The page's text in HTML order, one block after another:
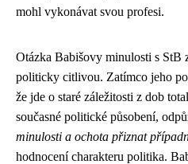
mohl vykonávat svou profesi.
Otázka Babišovy minulosti s StB
politicky citlivou. Zatímco jeho
že jde o staré záležitosti z dob
současné politické působení,
minulosti a ochota přiznat
hodnocení charakteru politika.